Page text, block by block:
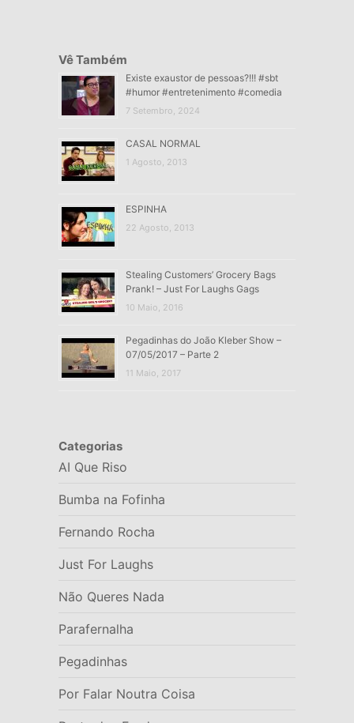
Vê Também
Existe exaustor de pessoas?!!! #sbt
#humor #entretenimento #comedia
7 Setembro, 2024
CASAL NORMAL
1 Agosto, 2013
ESPINHA
22 Agosto, 2013
Stealing Customers’ Grocery Bags
Prank! – Just For Laughs Gags
10 Maio, 2016
Pegadinhas do João Kleber Show –
07/05/2017 – Parte 2
11 Maio, 2017
Categorias
AI Que Riso
Bumba na Fofinha
Fernando Rocha
Just For Laughs
Não Queres Nada
Parafernalha
Pegadinhas
Por Falar Noutra Coisa